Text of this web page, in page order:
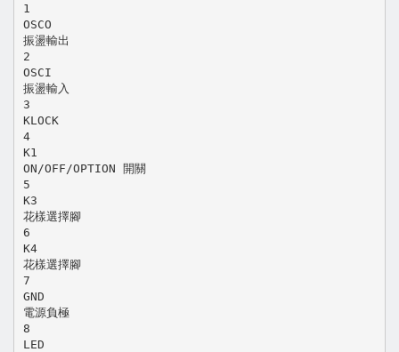
1
OSCO
振盪輸出
2
OSCI
振盪輸入
3
KLOCK
4
K1
ON/OFF/OPTION 開關
5
K3
花樣選擇腳
6
K4
花樣選擇腳
7
GND
電源負極
8
LED